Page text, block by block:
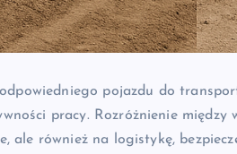
pojazdu do
pracy. Rozróżnienie
ale również na logistykę,